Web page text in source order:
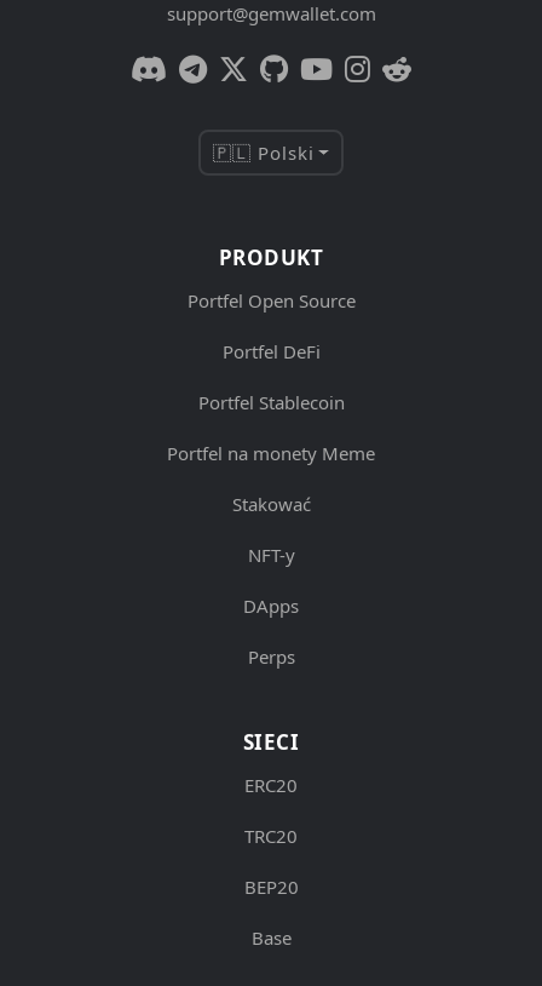
support@gemwallet.com
🇵🇱 Polski
PRODUKT
Portfel Open Source
Portfel DeFi
Portfel Stablecoin
Portfel na monety Meme
Stakować
NFT-y
DApps
Perps
SIECI
ERC20
TRC20
BEP20
Base